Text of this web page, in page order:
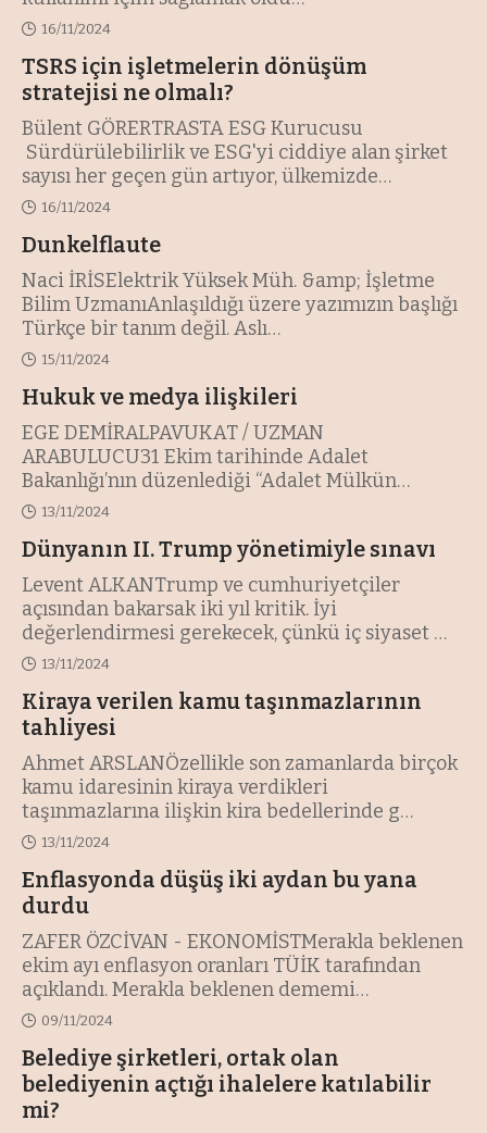
16/11/2024
TSRS için işletmelerin dönüşüm
stratejisi ne olmalı?
Bülent GÖRERTRASTA ESG Kurucusu
Sürdürülebilirlik ve ESG'yi ciddiye alan şirket
sayısı her geçen gün artıyor, ülkemizde…
16/11/2024
Dunkelflaute
Naci İRİSElektrik Yüksek Müh. &amp; İşletme
Bilim UzmanıAnlaşıldığı üzere yazımızın başlığı
Türkçe bir tanım değil. Aslı…
15/11/2024
Hukuk ve medya ilişkileri
EGE DEMİRALPAVUKAT / UZMAN
ARABULUCU31 Ekim tarihinde Adalet
Bakanlığı’nın düzenlediği “Adalet Mülkün
Temeli, Medya Gerç
13/11/2024
Dünyanın II. Trump yönetimiyle sınavı
Levent ALKANTrump ve cumhuriyetçiler
açısından bakarsak iki yıl kritik. İyi
değerlendirmesi gerekecek, çünkü iç siyaset …
13/11/2024
Kiraya verilen kamu taşınmazlarının
tahliyesi
Ahmet ARSLANÖzellikle son zamanlarda birçok
kamu idaresinin kiraya verdikleri
taşınmazlarına ilişkin kira bedellerinde g…
13/11/2024
Enflasyonda düşüş iki aydan bu yana
durdu
ZAFER ÖZCİVAN - EKONOMİSTMerakla beklenen
ekim ayı enflasyon oranları TÜİK tarafından
açıklandı. Merakla beklenen dememi…
09/11/2024
Belediye şirketleri, ortak olan
belediyenin açtığı ihalelere katılabilir
mi?